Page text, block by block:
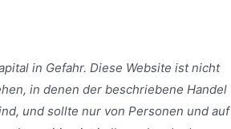
in Gefahr. Diese Website ist nicht
in denen der beschriebene Handel
und sollte nur von Personen und auf